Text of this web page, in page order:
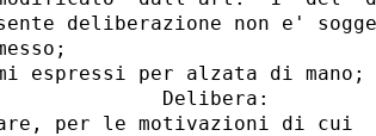
deliberazione non e'
espressi per alzata di mano;
Delibera:
per le motivazioni di cui